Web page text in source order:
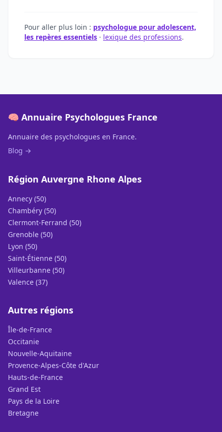
Pour aller plus loin : psychologue pour adolescent,
les repères essentiels · lexique des professions.
🧠 Annuaire Psychologues France
Annuaire des psychologues en France.
Blog →
Région Auvergne Rhone Alpes
Annecy (50)
Chambéry (50)
Clermont-Ferrand (50)
Grenoble (50)
Lyon (50)
Saint-Étienne (50)
Villeurbanne (50)
Valence (37)
Autres régions
Île-de-France
Occitanie
Nouvelle-Aquitaine
Provence-Alpes-Côte d'Azur
Hauts-de-France
Grand Est
Pays de la Loire
Bretagne